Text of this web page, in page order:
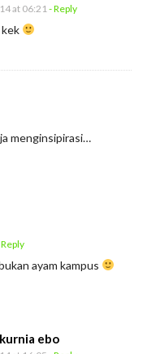
at 06:21 - Reply
menginsipirasi…
ayam kampus
ebo